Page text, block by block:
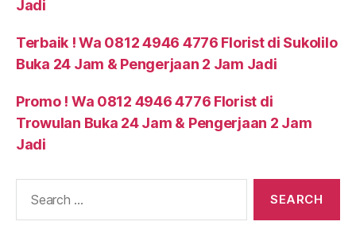
Jadi
Terbaik ! Wa 0812 4946 4776 Florist di Sukolilo
Buka 24 Jam & Pengerjaan 2 Jam Jadi
Promo ! Wa 0812 4946 4776 Florist di
Trowulan Buka 24 Jam & Pengerjaan 2 Jam
Jadi